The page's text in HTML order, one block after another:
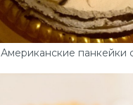
Американские панкейки